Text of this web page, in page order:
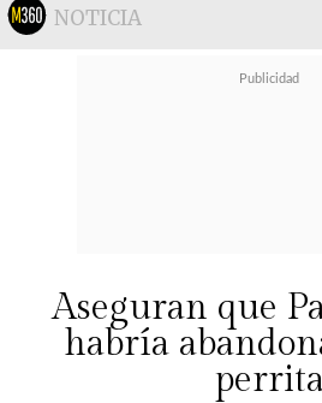
NOTICIA
Aseguran que
habría